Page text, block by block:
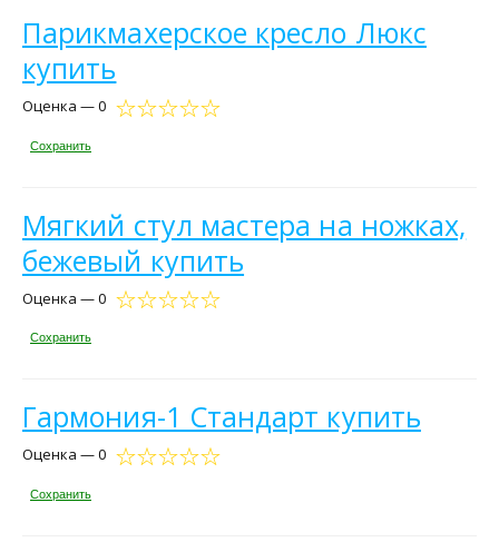
Парикмахерское кресло Люкс
купить
Оценка — 0
Сохранить
Мягкий стул мастера на ножках,
бежевый купить
Оценка — 0
Сохранить
Гармония-1 Стандарт купить
Оценка — 0
Сохранить